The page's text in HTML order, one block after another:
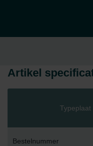
Artikel
Typeplaat
Bestelnummer